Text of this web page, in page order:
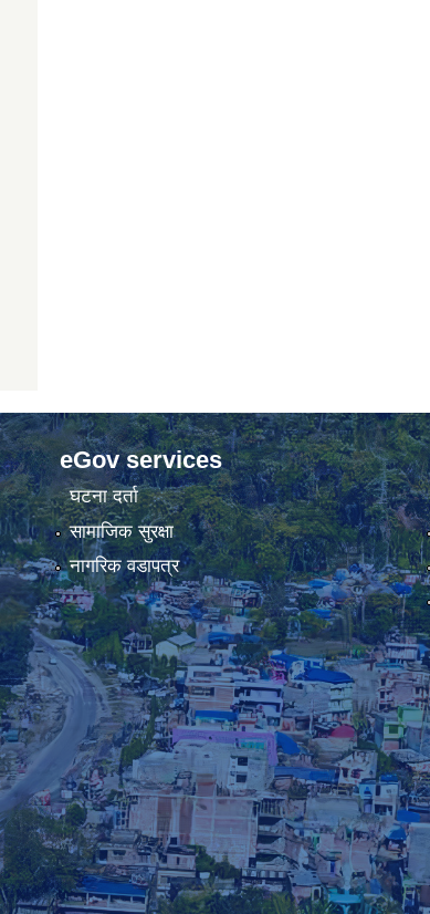
eGov services
घटना दर्ता
सामाजिक सुरक्षा
नागरिक वडापत्र